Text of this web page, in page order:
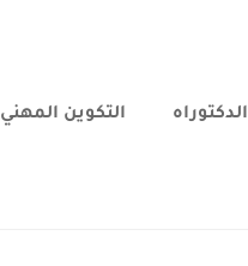
الدكتوراه التكوين المهني